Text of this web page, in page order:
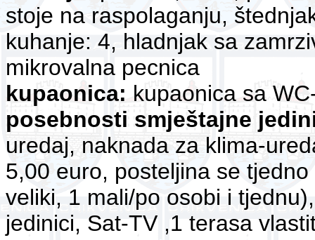
stoje na raspolaganju,
kuhanje: 4, hladnjak sa
mikrovalna pecnica
kupaonica: kupaonica sa
posebnosti smještajne
uredaj, naknada za klima-
5,00 euro, posteljina se
veliki, 1 mali/po osobi i
jedinici, Sat-TV ,1 terasa